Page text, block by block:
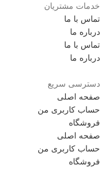
خدمات مشتریان
تماس با ما
درباره ما
تماس با ما
درباره ما
دسترسی سریع
صفحه اصلی
حساب کاربری من
فروشگاه
صفحه اصلی
حساب کاربری من
فروشگاه